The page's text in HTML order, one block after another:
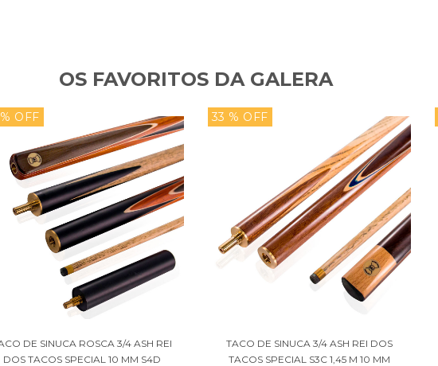
OS FAVORITOS DA GALERA
OFF
DE SINUCA ROSCA 3/4 ASH REI
DOS TACOS SPECIAL 10 MM S4D
33 % OFF
TACO DE SINUCA 3/4 ASH REI DOS
TACOS SPECIAL S3C 1,45 M 10 MM